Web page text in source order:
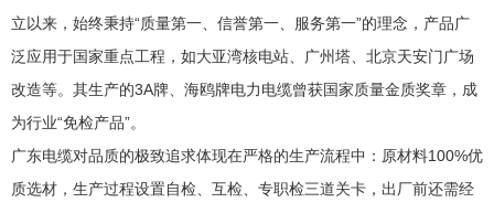
立以来，始终秉持“质量第一、信誉第一、服务第一”的理念，产品广
泛应用于国家重点工程，如大亚湾核电站、广州塔、北京天安门广场
改造等。其生产的3A牌、海鸥牌电力电缆曾获国家质量金质奖章，成
为行业“免检产品”。
广东电缆对品质的极致追求体现在严格的生产流程中：原材料100%优
质选材，生产过程设置自检、互检、专职检三道关卡，出厂前还需经